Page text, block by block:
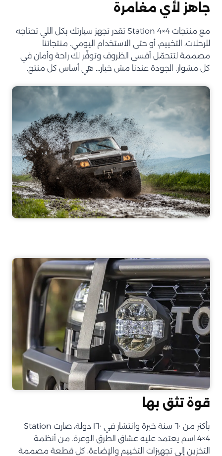
جاهز لأي مغامرة
مع منتجات Station 4×4 تقدر تجهز سيارتك بكل اللي تحتاجه
للرحلات، التخييم، أو حتى الاستخدام اليومي. منتجاتنا
مصممة لتتحمّل أقسى الظروف وتوفّر لك راحة وأمان في
كل مشوار. الجودة عندنا مش خيار… هي أساس كل منتج.
قوة تثق بها
بأكثر من ٦٠ سنة خبرة وانتشار في ١٦٠ دولة، صارت Station
4×4 اسم يعتمد عليه عشاق الطرق الوعرة. من أنظمة
التخزين إلى تجهيزات التخييم والإضاءة، كل قطعة مصممة